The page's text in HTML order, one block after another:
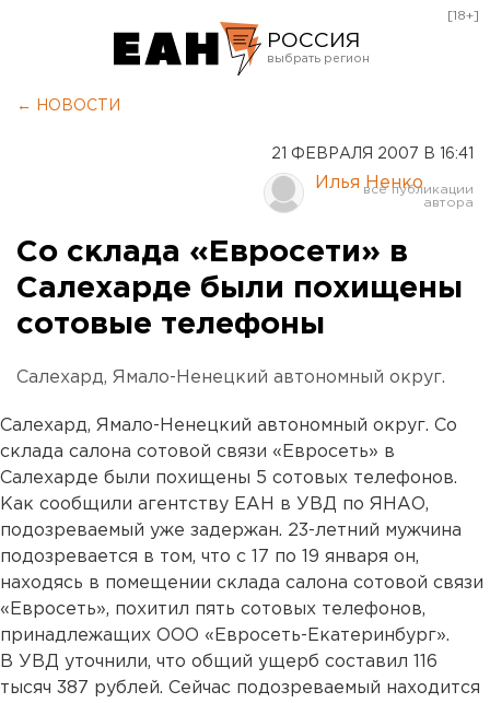
РОССИЯ
Курган
Оренбург
[18+]
← НОВОСТИ
21 ФЕВРАЛЯ 2007 В 16:41
Илья Ненко
Со склада «Евросети» в
Салехарде были похищены
сотовые телефоны
Салехард, Ямало-Ненецкий автономный округ.
Салехард, Ямало-Ненецкий автономный округ. Со
склада салона сотовой связи «Евросеть» в
Салехарде были похищены 5 сотовых телефонов.
Как сообщили агентству ЕАН в УВД по ЯНАО,
подозреваемый уже задержан. 23-летний мужчина
подозревается в том, что с 17 по 19 января он,
находясь в помещении склада салона сотовой связи
«Евросеть», похитил пять сотовых телефонов,
принадлежащих ООО «Евросеть-Екатеринбург».
В УВД уточнили, что общий ущерб составил 116
тысяч 387 рублей. Сейчас подозреваемый находится